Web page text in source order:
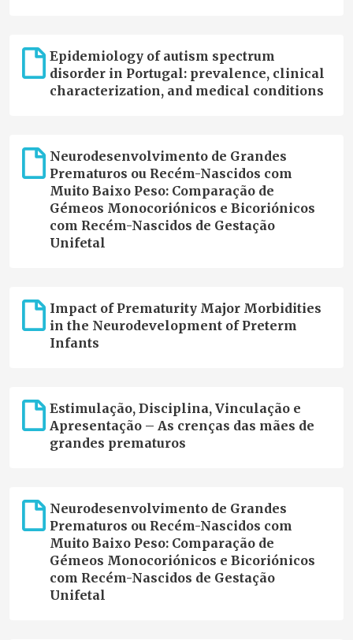
Epidemiology of autism spectrum
disorder in Portugal: prevalence, clinical
characterization, and medical conditions
Neurodesenvolvimento de Grandes
Prematuros ou Recém-Nascidos com
Muito Baixo Peso: Comparação de
Gémeos Monocoriónicos e Bicoriónicos
com Recém-Nascidos de Gestação
Unifetal
Impact of Prematurity Major Morbidities
in the Neurodevelopment of Preterm
Infants
Estimulação, Disciplina, Vinculação e
Apresentação – As crenças das mães de
grandes prematuros
Neurodesenvolvimento de Grandes
Prematuros ou Recém-Nascidos com
Muito Baixo Peso: Comparação de
Gémeos Monocoriónicos e Bicoriónicos
com Recém-Nascidos de Gestação
Unifetal